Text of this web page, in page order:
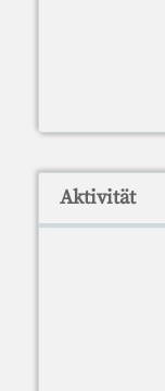
Aktivität